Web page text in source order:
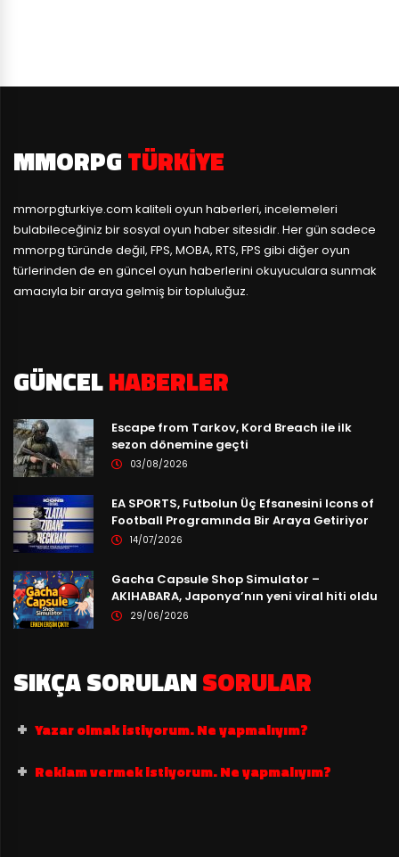
MMORPGTÜRKIYE
mmorpgturkiye.com kaliteli oyun haberleri, incelemeleri
bulabileceğiniz bir sosyal oyun haber sitesidir. Her gün sadece
mmorpg türünde değil, FPS, MOBA, RTS, FPS gibi diğer oyun
türlerinden de en güncel oyun haberlerini okuyuculara sunmak
amacıyla bir araya gelmiş bir topluluğuz.
GÜNCELHABERLER
Escape from Tarkov, Kord Breach ile ilk
sezon dönemine geçti
03/08/2026
EA SPORTS, Futbolun Üç Efsanesini Icons of
Football Programında Bir Araya Getiriyor
14/07/2026
Gacha Capsule Shop Simulator –
AKIHABARA, Japonya’nın yeni viral hiti oldu
29/06/2026
SIKÇA SORULANSORULAR
Yazar olmak istiyorum. Ne yapmalıyım?
Reklam vermek istiyorum. Ne yapmalıyım?